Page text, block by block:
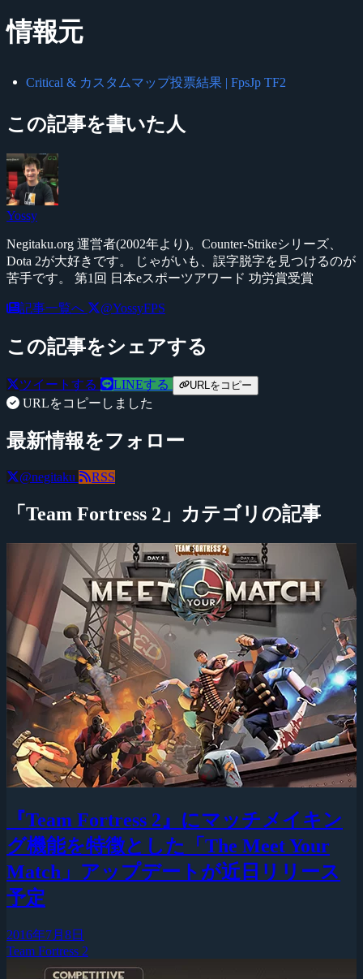
情報元
Critical & カスタムマップ投票結果 | FpsJp TF2
この記事を書いた人
Yossy
Negitaku.org 運営者(2002年より)。Counter-Strikeシリーズ、
Dota 2が大好きです。 じゃがいも、誤字脱字を見つけるのが
苦手です。 第1回 日本eスポーツアワード 功労賞受賞
記事一覧へ @YossyFPS
この記事をシェアする
ツイートする LINEする URLをコピー
URLをコピーしました
最新情報をフォロー
@negitaku RSS
「Team Fortress 2」カテゴリの記事
『Team Fortress 2』にマッチメイキン
グ機能を特徴とした「The Meet Your
Match」アップデートが近日リリース
予定
2016年7月8日
Team Fortress 2